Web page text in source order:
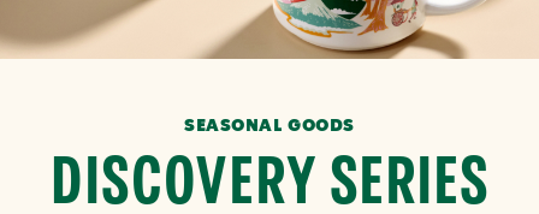
SEASONAL GOODS
DISCOVERY SERIES